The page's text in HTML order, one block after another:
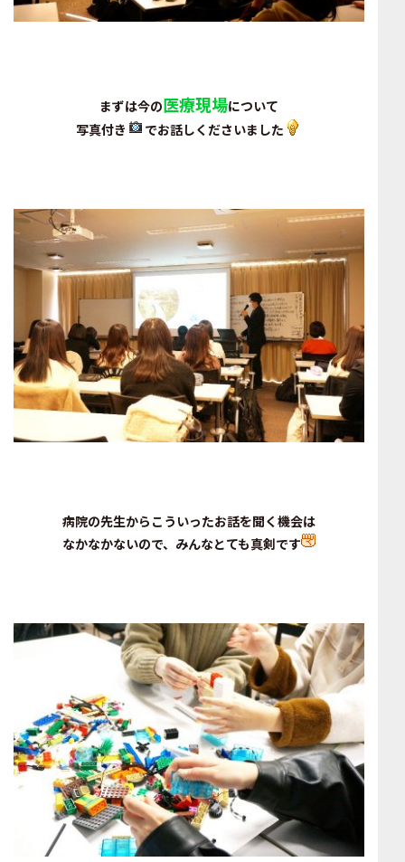
まずは今の医療現場について
写真付き
でお話しくださいました
病院の先生からこういったお話を聞く機会は
なかなかないので、みんなとても真剣です